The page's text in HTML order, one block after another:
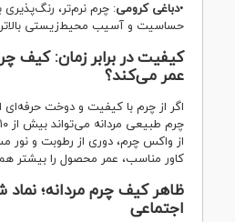
•دباغی کرومی: چرم نرم‌تر، رنگ‌پذیری
حساسیت و آسیب محیط‌زیستی
کیفیت در برابر زمان: کیف
عمر می‌کند؟
اگر از چرم با کیفیت و دوخت
از واکس چرم، دوری از رطوبت و نور
کاور مناسب، عمر محصول را بیشتر
ظاهر کیف چرم مردانه؛
اجتماعی